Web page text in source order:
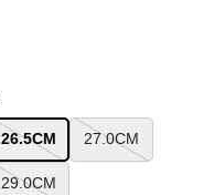
26.5CM 27.0CM
29.0CM